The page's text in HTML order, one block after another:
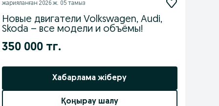
жарияланған 2026 ж. 05 тамыз
Новые двигатели Volkswagen, Audi,
Skoda – все модели и объёмы!
350 000 тг.
Хабарлама жіберу
Қоңырау шалу